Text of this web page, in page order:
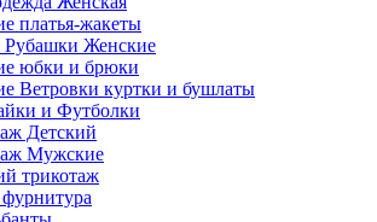
платья-жакеты
Рубашки Женские
юбки и брюки
Ветровки куртки и бушлаты
и Футболки
Детский
Мужские
трикотаж